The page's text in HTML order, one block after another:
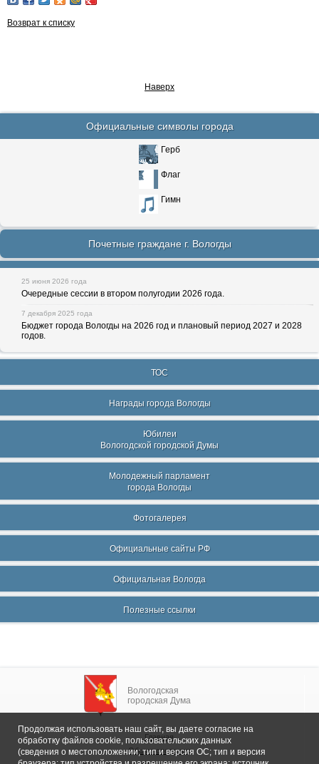
Возврат к списку
Наверх
Официальные символы города
Герб
Флаг
Гимн
Почетные граждане г. Вологды
25 июня 2026 года
Очередные сессии в втором полугодии 2026 года.
7 декабря 2025 года
Бюджет города Вологды на 2026 год и плановый период 2027 и 2028
годов.
ТОС
Награды города Вологды
Юбилеи
Вологодской городской Думы
Молодежный парламент
города Вологды
Фотогалерея
Официальные сайты РФ
Официальная Вологда
Полезные ссылки
Вологодская
городская Дума
Главная
Общие сведения
Продолжая использовать наш сайт, вы даете согласие на
обработку файлов cookie, пользовательских данных
(сведения о местоположении; тип и версия ОС; тип и версия